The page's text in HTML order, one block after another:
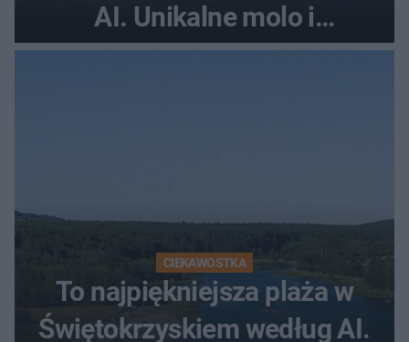
AI. Unikalne molo i
promenada
CIEKAWOSTKA
To najpiękniejsza plaża w
Świętokrzyskiem według AI.